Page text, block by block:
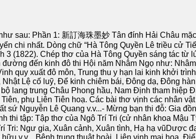
sau: Phần 1: 新訂海珠墨妙 Tân đính Hải Châu
chi nhất. Dòng chữ “Hà Tông Quyền Lê triều cử
3 (1822). Chép thơ của Hà Tông Quyền sáng tác từ
đến kinh đô thi Hội năm Nhâm Ngọ như:
quy xuất đô môn, Trung thu y hạn lai kinh khởi
Lệ cố luỹ, Để kinh chiêm bái, Đông dạ, Đông
lang trung Châu Phong hầu, Nam Định tham hiệp
phụ Liên Tiên hoạ. Các bài thơ vịnh các nhân
sứ Nguyễn Lê Quang v.v...- Mừng bạn thi đỗ: Gia
thi tập: Tập thơ của Ngô Trí Tri (cử nhân khoa Mậu
Tri: Ngư gia, Xuân cảnh, Xuân tình, Hạ hạ vũDược
v.v... Bệnh trung thuật hoài, Liên vịnh mai hoa,